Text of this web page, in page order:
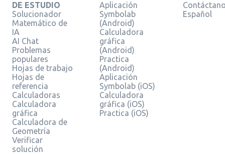
DE ESTUDIO
Solucionador
Matemático de
IA
AI Chat
Problemas
populares
Hojas de trabajo
Hojas de
referencia
Calculadoras
Calculadora
gráfica
Calculadora de
Geometría
Verificar
solución
Aplicación
Symbolab
(Android)
Calculadora
gráfica
(Android)
Practica
(Android)
Aplicación
Symbolab (iOS)
Calculadora
gráfica (iOS)
Practica (iOS)
Español